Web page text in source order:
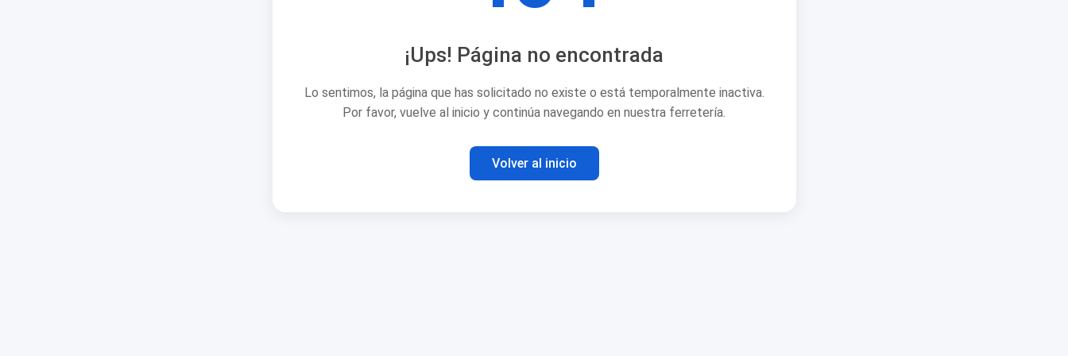
¡Ups! Página no encontrada
Lo sentimos, la página que has solicitado no existe o está temporalmente inactiva.
Por favor, vuelve al inicio y continúa navegando en nuestra ferretería.
Volver al inicio